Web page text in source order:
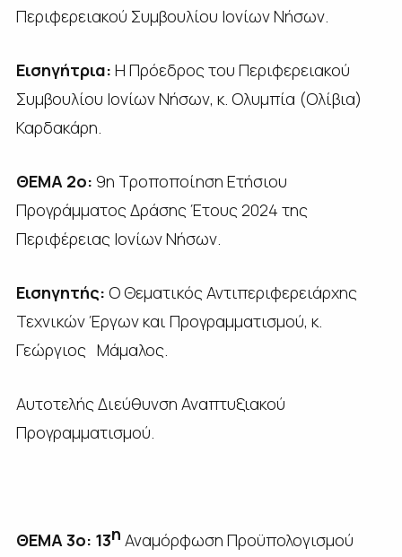
Περιφερειακού Συμβουλίου Ιονίων Νήσων.
Εισηγήτρια: H Πρόεδρος του Περιφερειακού
Συμβουλίου Ιονίων Νήσων, κ. Ολυμπία (Ολίβια)
Καρδακάρη.
ΘΕΜΑ 2ο: 9η Τροποποίηση Ετήσιου
Προγράμματος Δράσης Έτους 2024 της
Περιφέρειας Ιονίων Νήσων.
Εισηγητής: Ο Θεματικός Αντιπεριφερειάρχης
Τεχνικών Έργων και Προγραμματισμού, κ.
Γεώργιος Μάμαλος.
Αυτοτελής Διεύθυνση Αναπτυξιακού
Προγραμματισμού.
ΘΕΜΑ 3ο: 13η Αναμόρφωση Προϋπολογισμού